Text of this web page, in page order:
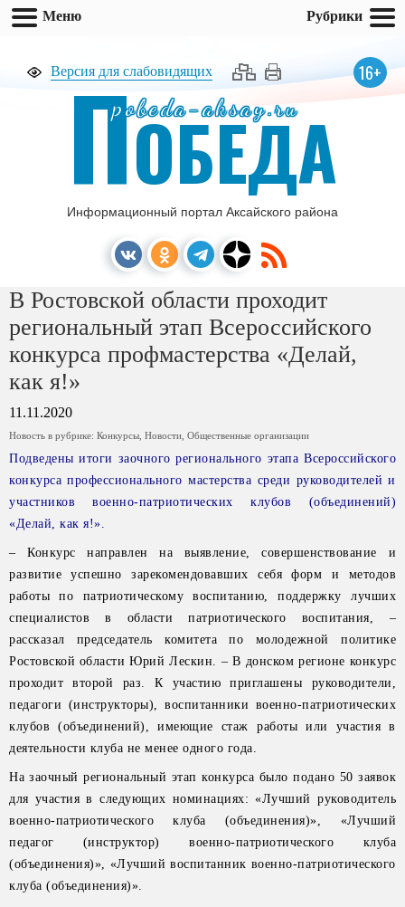
Версия для слабовидящих 16+
pobeda-aksay.ru
ПОБЕДА
Информационный портал Аксайского района
В Ростовской области проходит
региональный этап Всероссийского
конкурса профмастерства «Делай,
как я!»
11.11.2020
Новость в рубрике: Конкурсы Новости Общественные организации
Подведены итоги заочного регионального этапа Всероссийского
конкурса профессионального мастерства среди руководителей и
участников военно-патриотических клубов (объединений)
«Делай, как я!».
– Конкурс направлен на выявление, совершенствование и
развитие успешно зарекомендовавших себя форм и методов
работы по патриотическому воспитанию, поддержку лучших
специалистов в области патриотического воспитания, –
рассказал председатель комитета по молодежной политике
Ростовской области Юрий Лескин. – В донском регионе конкурс
проходит второй раз. К участию приглашены руководители,
педагоги (инструкторы), воспитанники военно-патриотических
клубов (объединений), имеющие стаж работы или участия в
деятельности клуба не менее одного года.
На заочный региональный этап конкурса было подано 50 заявок
для участия в следующих номинациях: «Лучший руководитель
военно-патриотического клуба (объединения)», «Лучший
педагог (инструктор) военно-патриотического клуба
(объединения)», «Лучший воспитанник военно-патриотического
клуба (объединения)».
Меню Рубрики